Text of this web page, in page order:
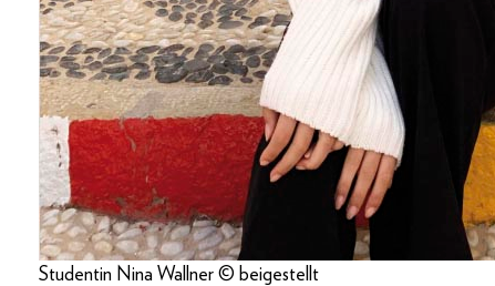
Studentin Nina Wallner © beigestellt